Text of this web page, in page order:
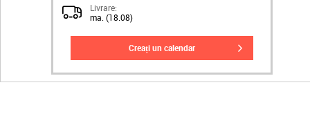
Livrare:
ma. (18.08)
creați un calendar